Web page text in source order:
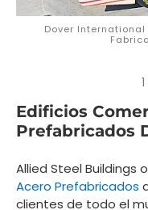
Dover International
1
Edificios
Prefabricados
Allied Steel Buildings
Acero Prefabricados
clientes de todo el